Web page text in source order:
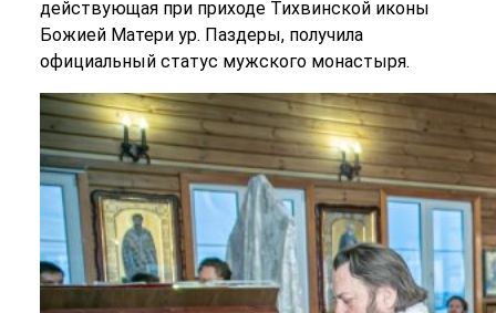
действующая при приходе Тихвинской иконы
Божией Матери ур. Паздеры, получила
официальный статус мужского монастыря.